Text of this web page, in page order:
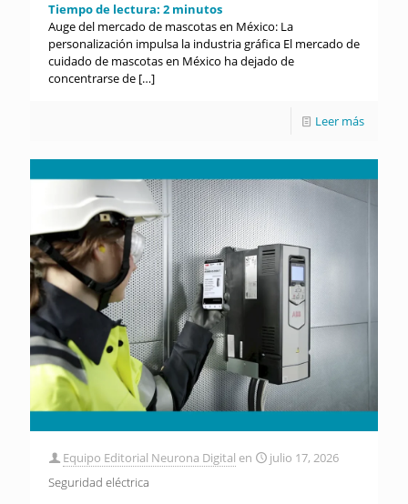
Tiempo de lectura: 2 minutos
Auge del mercado de mascotas en México: La
personalización impulsa la industria gráfica El mercado de
cuidado de mascotas en México ha dejado de
concentrarse de […]
Leer más
Equipo Editorial Neurona Digital en
julio 17, 2026
Seguridad eléctrica